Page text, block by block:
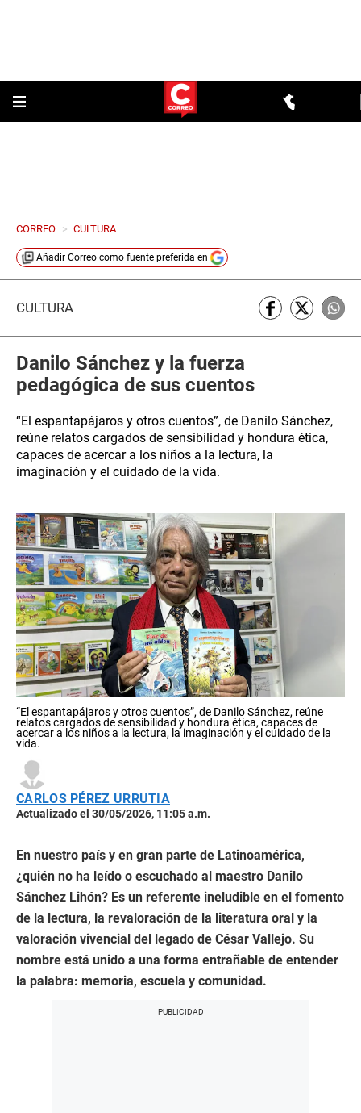
CORREO > CULTURA
Añadir Correo como fuente preferida en
CULTURA
Danilo Sánchez y la fuerza
pedagógica de sus cuentos
“El espantapájaros y otros cuentos”, de Danilo Sánchez,
reúne relatos cargados de sensibilidad y hondura ética,
capaces de acercar a los niños a la lectura, la
imaginación y el cuidado de la vida.
“El espantapájaros y otros cuentos”, de Danilo Sánchez, reúne
relatos cargados de sensibilidad y hondura ética, capaces de
acercar a los niños a la lectura, la imaginación y el cuidado de la
vida.
CARLOS PÉREZ URRUTIA
Actualizado el 30/05/2026, 11:05 a.m.
En nuestro país y en gran parte de Latinoamérica,
¿quién no ha leído o escuchado al maestro Danilo
Sánchez Lihón? Es un referente ineludible en el fomento
de la lectura, la revaloración de la literatura oral y la
valoración vivencial del legado de César Vallejo. Su
nombre está unido a una forma entrañable de entender
la palabra: memoria, escuela y comunidad.